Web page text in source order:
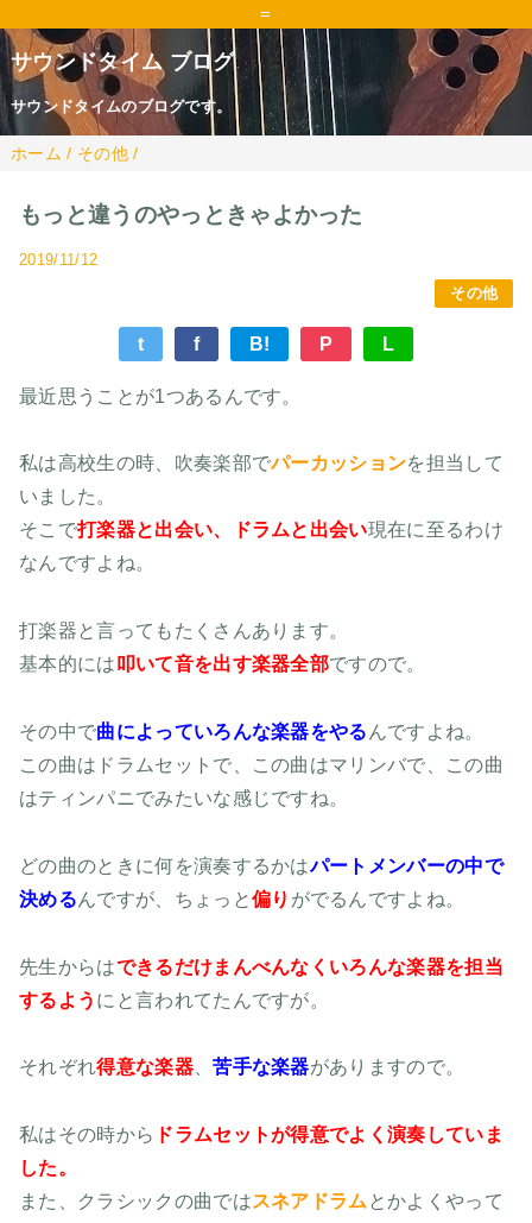
=
サウンドタイム ブログ
サウンドタイムのブログです。
ホーム / その他 /
もっと違うのやっときゃよかった
2019/11/12
その他
t f B! P L
最近思うことが1つあるんです。
私は高校生の時、吹奏楽部でパーカッションを担当して
いました。
そこで打楽器と出会い、ドラムと出会い現在に至るわけ
なんですよね。
打楽器と言ってもたくさんあります。
基本的には 叩いて音を出す楽器全部ですので。
その中で曲によっていろんな楽器をやる んですよね。
この曲はドラムセットで、この曲はマリンバで、この曲
はティンパニでみたいな感じですね。
どの曲のときに何を演奏するかはパートメンバーの中で
決めるんですが、ちょっと偏り がでるんですよね。
先生からはできるだけまんべんなくいろんな楽器を担当
するよう にと言われてたんですが。
それぞれ得意な楽器、苦手な楽器がありますので。
私はその時から ドラムセットが得意でよく演奏していま
した。
また、クラシックの曲ではスネアドラム とかよくやって